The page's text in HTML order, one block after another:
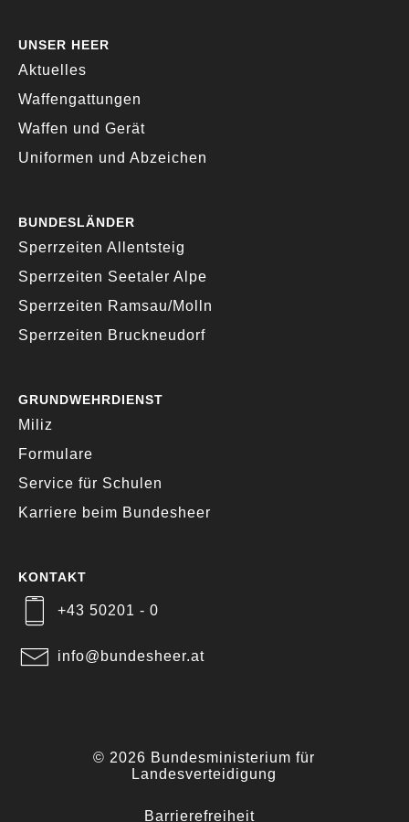
UNSER HEER
Aktuelles
Waffengattungen
Waffen und Gerät
Uniformen und Abzeichen
BUNDESLÄNDER
Sperrzeiten Allentsteig
Sperrzeiten Seetaler Alpe
Sperrzeiten Ramsau/Molln
Sperrzeiten Bruckneudorf
GRUNDWEHRDIENST
Miliz
Formulare
Service für Schulen
Karriere beim Bundesheer
KONTAKT
+43 50201 - 0
info@bundesheer.at
© 2026 Bundesministerium für
Landesverteidigung
Barrierefreiheit